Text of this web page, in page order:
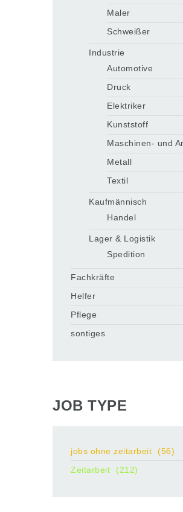
Maler
Schweißer
Industrie
Automotive
Druck
Elektriker
Kunststoff
Maschinen- und
Metall
Textil
Kaufmännisch
Handel
Lager & Logistik
Spedition
Fachkräfte
Helfer
Pflege
sontiges
JOB TYPE
jobs ohne zeitarbeit
(56)
Zeitarbeit
(212)